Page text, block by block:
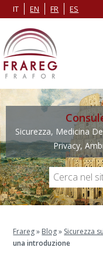
IT EN FR ES
Sicurezza, Medicina
Privacy,
Frareg» Blog» Sicurezza
una introduzione